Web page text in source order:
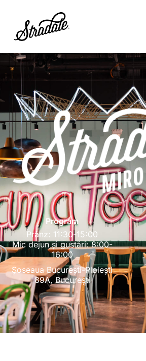
Program
Prânz: 11:30-15:00
Mic dejun și gustări: 8:00-
16:00
Șoseaua București-Ploiești
89A, București